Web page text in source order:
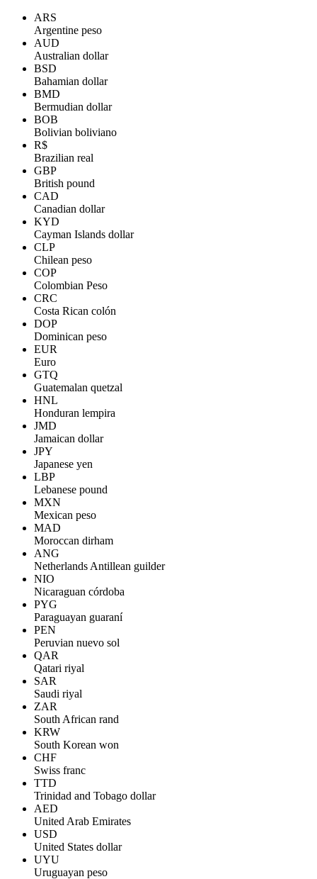
ARS
Argentine peso
AUD
Australian dollar
BSD
Bahamian dollar
BMD
Bermudian dollar
BOB
Bolivian boliviano
R$
Brazilian real
GBP
British pound
CAD
Canadian dollar
KYD
Cayman Islands dollar
CLP
Chilean peso
COP
Colombian Peso
CRC
Costa Rican colón
DOP
Dominican peso
EUR
Euro
GTQ
Guatemalan quetzal
HNL
Honduran lempira
JMD
Jamaican dollar
JPY
Japanese yen
LBP
Lebanese pound
MXN
Mexican peso
MAD
Moroccan dirham
ANG
Netherlands Antillean guilder
NIO
Nicaraguan córdoba
PYG
Paraguayan guaraní
PEN
Peruvian nuevo sol
QAR
Qatari riyal
SAR
Saudi riyal
ZAR
South African rand
KRW
South Korean won
CHF
Swiss franc
TTD
Trinidad and Tobago dollar
AED
United Arab Emirates
USD
United States dollar
UYU
Uruguayan peso